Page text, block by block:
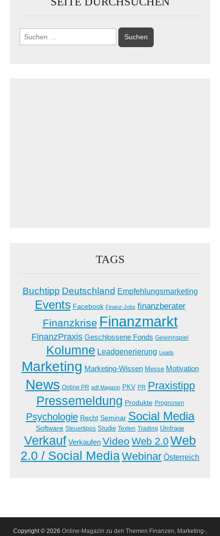
Suchen
nach:
TAGS
Buchtipp Deutschland Empfehlungsmarketing
Events Facebook Finanz-Jobs finanzberater
Finanzkrise Finanzmarkt
FinanzPraxis Geschlossene Fonds Gewinnspiel
Kolumne Leadgenerierung Leads
Marketing Marketing-Wissen Messe Motivation
News Online PR pdf Magazin PKV PR Praxistipp
Pressemeldung Produkte Prognosen
Psychologie Recht Seminar Social Media
Software Steuertipps Studie Texten Trading Umfrage
Verkauf Verkaufen Video Web 2.0Web
2.0 / Social MediaWebinar Österreich
Copyright © 2026 Online-Magazin zu den Themen Finanzen, Marketing-,